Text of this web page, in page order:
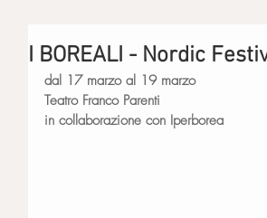
I BOREALI - Nordic
dal 17 marzo al 19 marzo
Teatro Franco Parenti
in collaborazione con Iperborea